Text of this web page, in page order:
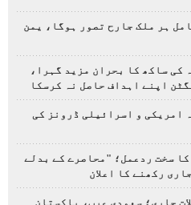
ہر ملک جارح تصور ہوگا، یمن
کی ساکھ کا بحران مزید گہرا،
اپنے اہداف حاصل نہ کرسکا
امریکی و اسرائیلی ڈرونز کی
سخت ردعمل؛ "محاصرے کے بدلے
رکھنے کا اعلان
جاری؛ سعودی عرب، پاکستان